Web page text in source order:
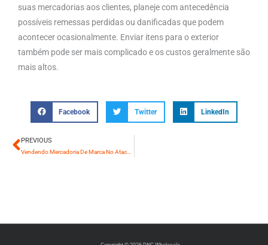
suas mercadorias aos clientes, planeje com antecedência
possíveis remessas perdidas ou danificadas que podem
acontecer ocasionalmente. Enviar itens para o exterior
também pode ser mais complicado e os custos geralmente são
mais altos.
Facebook Twitter LinkedIn
Anterior
PREVIOUS